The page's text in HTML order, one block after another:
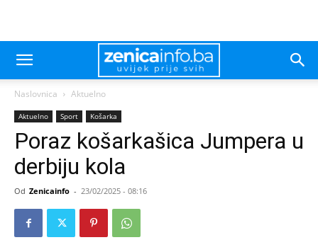
Naslovnica Aktuelno
Aktuelno Sport Košarka
Poraz košarkašica Jumpera u
derbiju kola
Od Zenicainfo - 23/02/2025 - 08:16